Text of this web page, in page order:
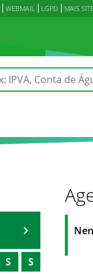
WEBMAIL LGPD MAIS
S S